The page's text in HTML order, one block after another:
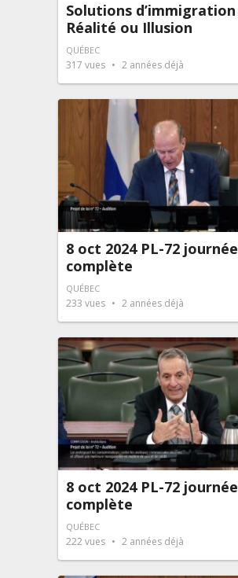
Solutions d’immigration
Réalité ou Illusion
QUÉBEC
317 vues 2 années déjà
8 oct 2024 PL-72 journée
complète
QUÉBEC
233 vues 2 années déjà
8 oct 2024 PL-72 journée
complète
QUÉBEC
222vues 2 années déjà